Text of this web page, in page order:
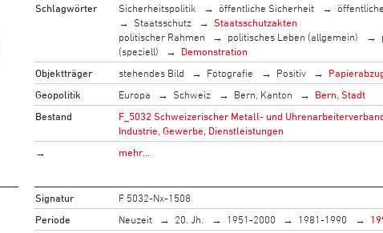
Schlagwörter
Sicherheitspolitik öffentliche Sicherheit
Staatsschutz
Staatsschutzakten
politischer Rahmen
politisches Leben (allgemein)
(speziell)
Demonstration
Objektträger
stehendes Bild Fotografie Positiv
Geopolitik
Europa Schweiz Bern, Kanton
Bern, Stadt
Bestand
F_5032 Schweizerischer Metall- und
Industrie, Gewerbe, Dienstleistungen
→
mehr…
Signatur
F 5032-Nx-1508
Periode
Neuzeit 20. Jh. 1951-2000 1981-1990